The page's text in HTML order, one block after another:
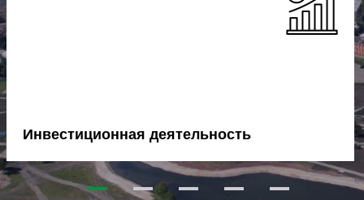
Инвестиционная деятельность
1 2 3 4 5